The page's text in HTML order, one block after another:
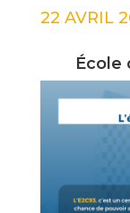
22 AVRIL
École